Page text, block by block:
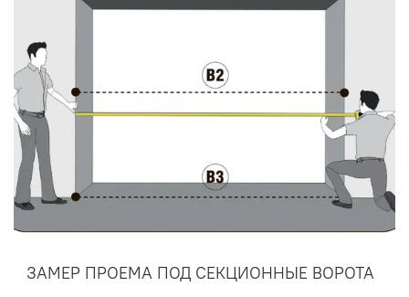
ЗАМЕР ПРОЕМА ПОД СЕКЦИОННЫЕ ВОРОТА